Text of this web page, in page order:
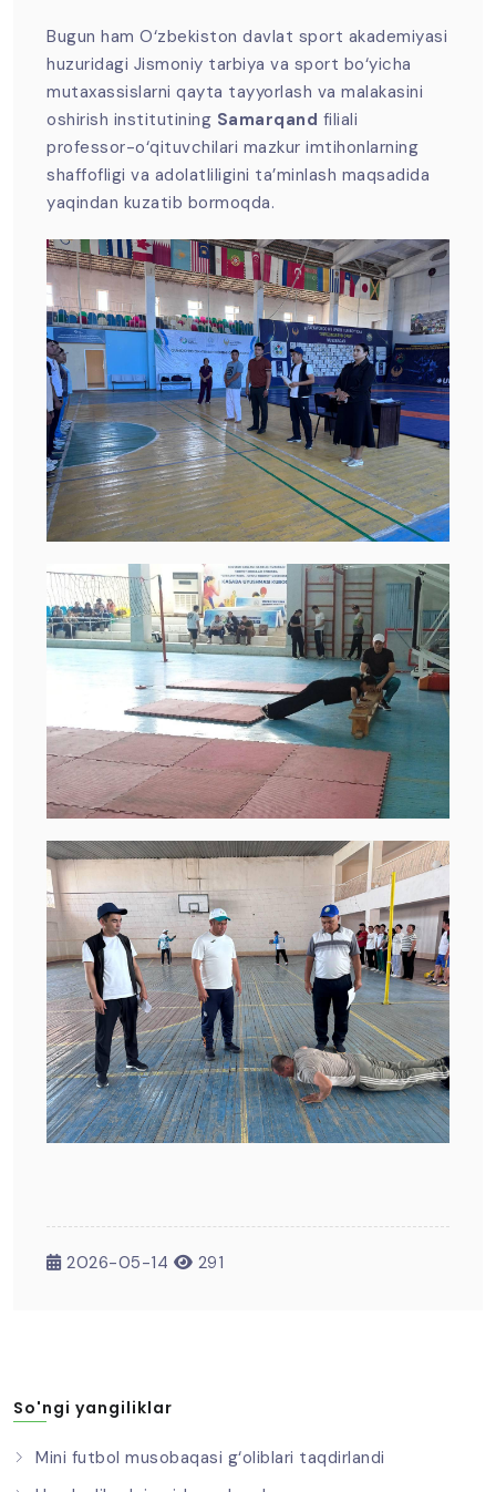
Bugun ham O‘zbekiston davlat sport akademiyasi
huzuridagi Jismoniy tarbiya va sport bo‘yicha
mutaxassislarni qayta tayyorlash va malakasini
oshirish institutining Samarqand filiali
professor-o‘qituvchilari mazkur imtihonlarning
shaffofligi va adolatliligini ta’minlash maqsadida
yaqindan kuzatib bormoqda.
2026-05-14 291
So'ngi yangiliklar
Mini futbol musobaqasi g‘oliblari taqdirlandi